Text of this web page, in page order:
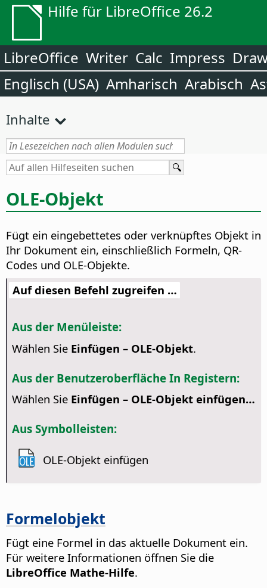
Hilfe für LibreOffice 26.2
LibreOffice Writer Calc Impress
Englisch (USA) Amharisch Arabisch
Inhalte
OLE-Objekt
Fügt ein eingebettetes oder verknüpftes Objekt in
Ihr Dokument ein, einschließlich Formeln, QR-
Codes und OLE-Objekte.
Auf diesen Befehl zugreifen …
Aus der Menüleiste:
Wählen Sie Einfügen – OLE-Objekt.
Aus der Benutzeroberfläche In Registern:
Wählen Sie Einfügen – OLE-Objekt einfügen…
Aus Symbolleisten:
OLE-Objekt einfügen
Formelobjekt
Fügt eine Formel in das aktuelle Dokument ein.
Für weitere Informationen öffnen Sie die
LibreOffice Mathe-Hilfe.